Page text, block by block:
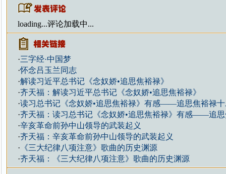
loading...评论加载中...
·三字经·中国梦
·怀念吕玉兰同志
·解读习近平总书记《念奴娇•追思焦裕禄》
·齐天福：解读习近平总书记《念奴娇•追思焦裕禄》
·读习总书记《念奴娇•追思焦裕禄》有感——追思焦裕禄
·齐天福：读习总书记《念奴娇•追思焦裕禄》有感——追
·辛亥革命前孙中山领导的武装起义
·齐天福：辛亥革命前孙中山领导的武装起义
· 《三大纪律八项注意》歌曲的历史渊源
·齐天福：《三大纪律八项注意》歌曲的历史渊源